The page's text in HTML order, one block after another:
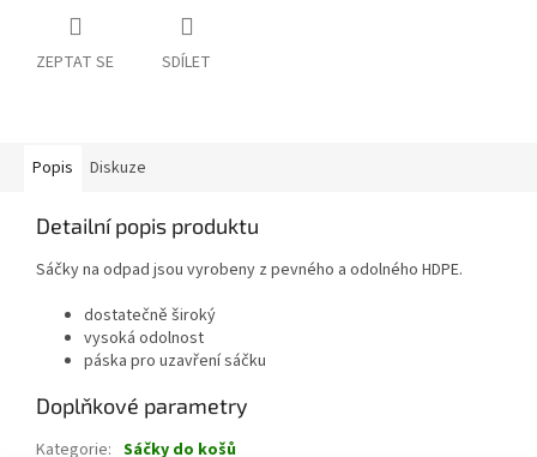
ZEPTAT SE SDÍLET
Popis Diskuze
Detailní popis produktu
Sáčky na odpad jsou vyrobeny z pevného a odolného HDPE.
dostatečně široký
vysoká odolnost
páska pro uzavření sáčku
Doplňkové parametry
Kategorie: Sáčky do košů